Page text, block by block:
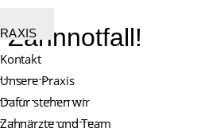
Kontakt
Unsere Praxis
Dafür stehen wir
Zahnärzte und Team
Zahn